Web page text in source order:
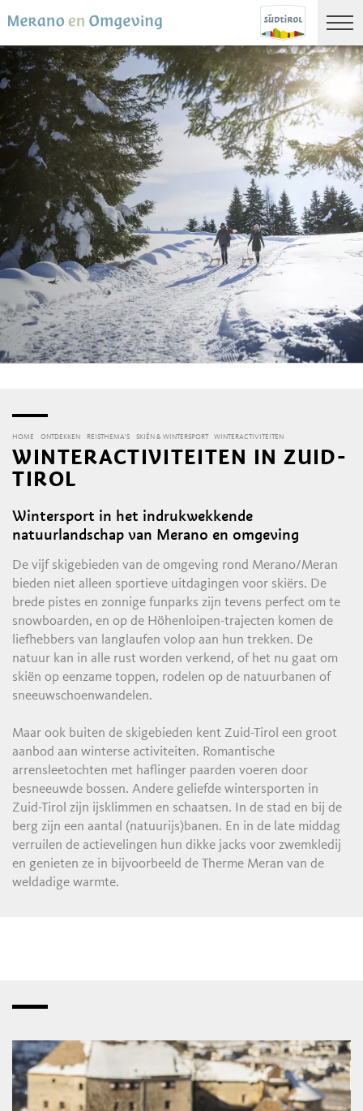
HOME ONTDEKKEN REISTHEMA'S SKIËN & WINTERSPORT WINTERACTIVITEITEN
WINTERACTIVITEITEN IN ZUID-
TIROL
Wintersport in het indrukwekkende
natuurlandschap van Merano en omgeving
De vijf skigebieden van de omgeving rond Merano/Meran
bieden niet alleen sportieve uitdagingen voor skiërs. De
brede pistes en zonnige funparks zijn tevens perfect om te
snowboarden, en op de Höhenloipen-trajecten komen de
liefhebbers van langlaufen volop aan hun trekken. De
natuur kan in alle rust worden verkend, of het nu gaat om
skiën op eenzame toppen, rodelen op de natuurbanen of
sneeuwschoenwandelen.
Maar ook buiten de skigebieden kent Zuid-Tirol een groot
aanbod aan winterse activiteiten. Romantische
arrensleetochten met haflinger paarden voeren door
besneeuwde bossen. Andere geliefde wintersporten in
Zuid-Tirol zijn ijsklimmen en schaatsen. In de stad en bij de
berg zijn een aantal (natuurijs)banen. En in de late middag
verruilen de actievelingen hun dikke jacks voor zwemkledij
en genieten ze in bijvoorbeeld de Therme Meran van de
weldadige warmte.